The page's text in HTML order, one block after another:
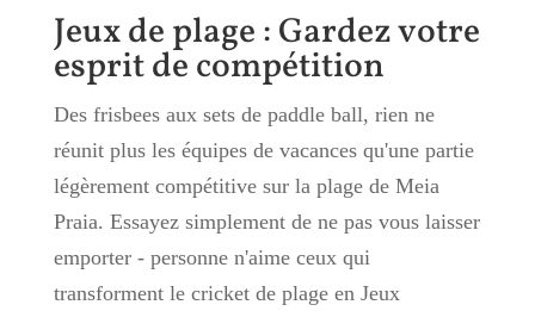
Jeux de plage : Gardez votre
esprit de compétition
Des frisbees aux sets de paddle ball, rien ne
réunit plus les équipes de vacances qu'une partie
légèrement compétitive sur la plage de Meia
Praia. Essayez simplement de ne pas vous laisser
emporter - personne n'aime ceux qui
transforment le cricket de plage en Jeux